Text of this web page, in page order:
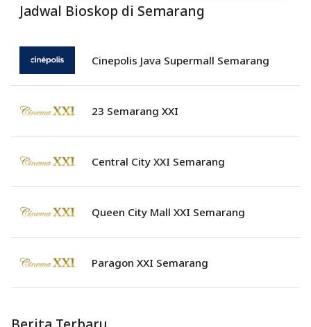
Jadwal Bioskop di Semarang
Cinepolis Java Supermall Semarang
23 Semarang XXI
Central City XXI Semarang
Queen City Mall XXI Semarang
Paragon XXI Semarang